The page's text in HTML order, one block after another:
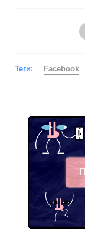
Теги: Facebook